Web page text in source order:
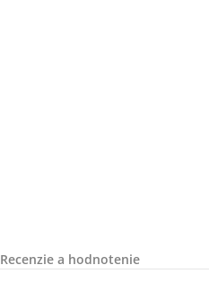
Recenzie a hodnotenie